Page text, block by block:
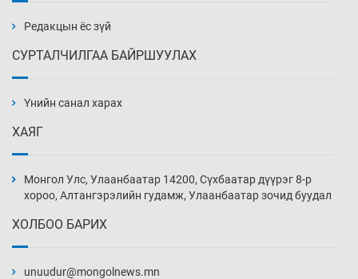
13 цаг 58 мин
14 цаг 28 мин
14 цаг 58 мин
Редакцын ёс зүй
СУРТАЛЧИЛГАА БАЙРШУУЛАХ
Үнийн санал харах
ХАЯГ
Монгол Улс, Улаанбаатар 14200, Сүхбаатар дүүрэг 8-р
хороо, Алтангэрэлийн гудамж, Улаанбаатар зочид буудал
ХОЛБОО БАРИХ
unuudur@mongolnews.mn